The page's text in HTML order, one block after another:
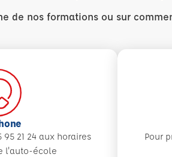
de nos formations ou sur
21 24 aux horaires
l'auto-école
Pour